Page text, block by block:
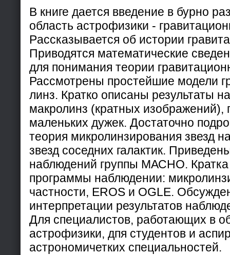
В книге дается введение в бурно
область астрофизики -
Paccказывается об истории
Приводятся математические
для понимания теории
Рассмотрены простейшие модели
линз. Кратко описаны результаты
макролинз (кратных изображений),
маленьких дужек. Достаточно
теория микролинзирования звезд
звезд соседних галактик.
наблюдений группы МАСНО. Кратка
программы наблюдении:
частности, EROS и OGLE.
интерпретации результатов
Для специалистов, работающих в
астрофизики, дпя студентов и
астрономичетких специальностей.